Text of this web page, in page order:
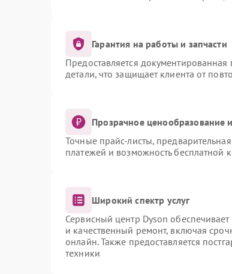
Гарантия на работы и запчасти
Предоставляется
детали, что защищает клиента от
Прозрачное ценообразование
Точные прайс-листы,
платежей и возможность бесплатной
Широкий спектр услуг
Сервисный центр Dyson
и качественный ремонт, включая
онлайн. Также предоставляется
техники